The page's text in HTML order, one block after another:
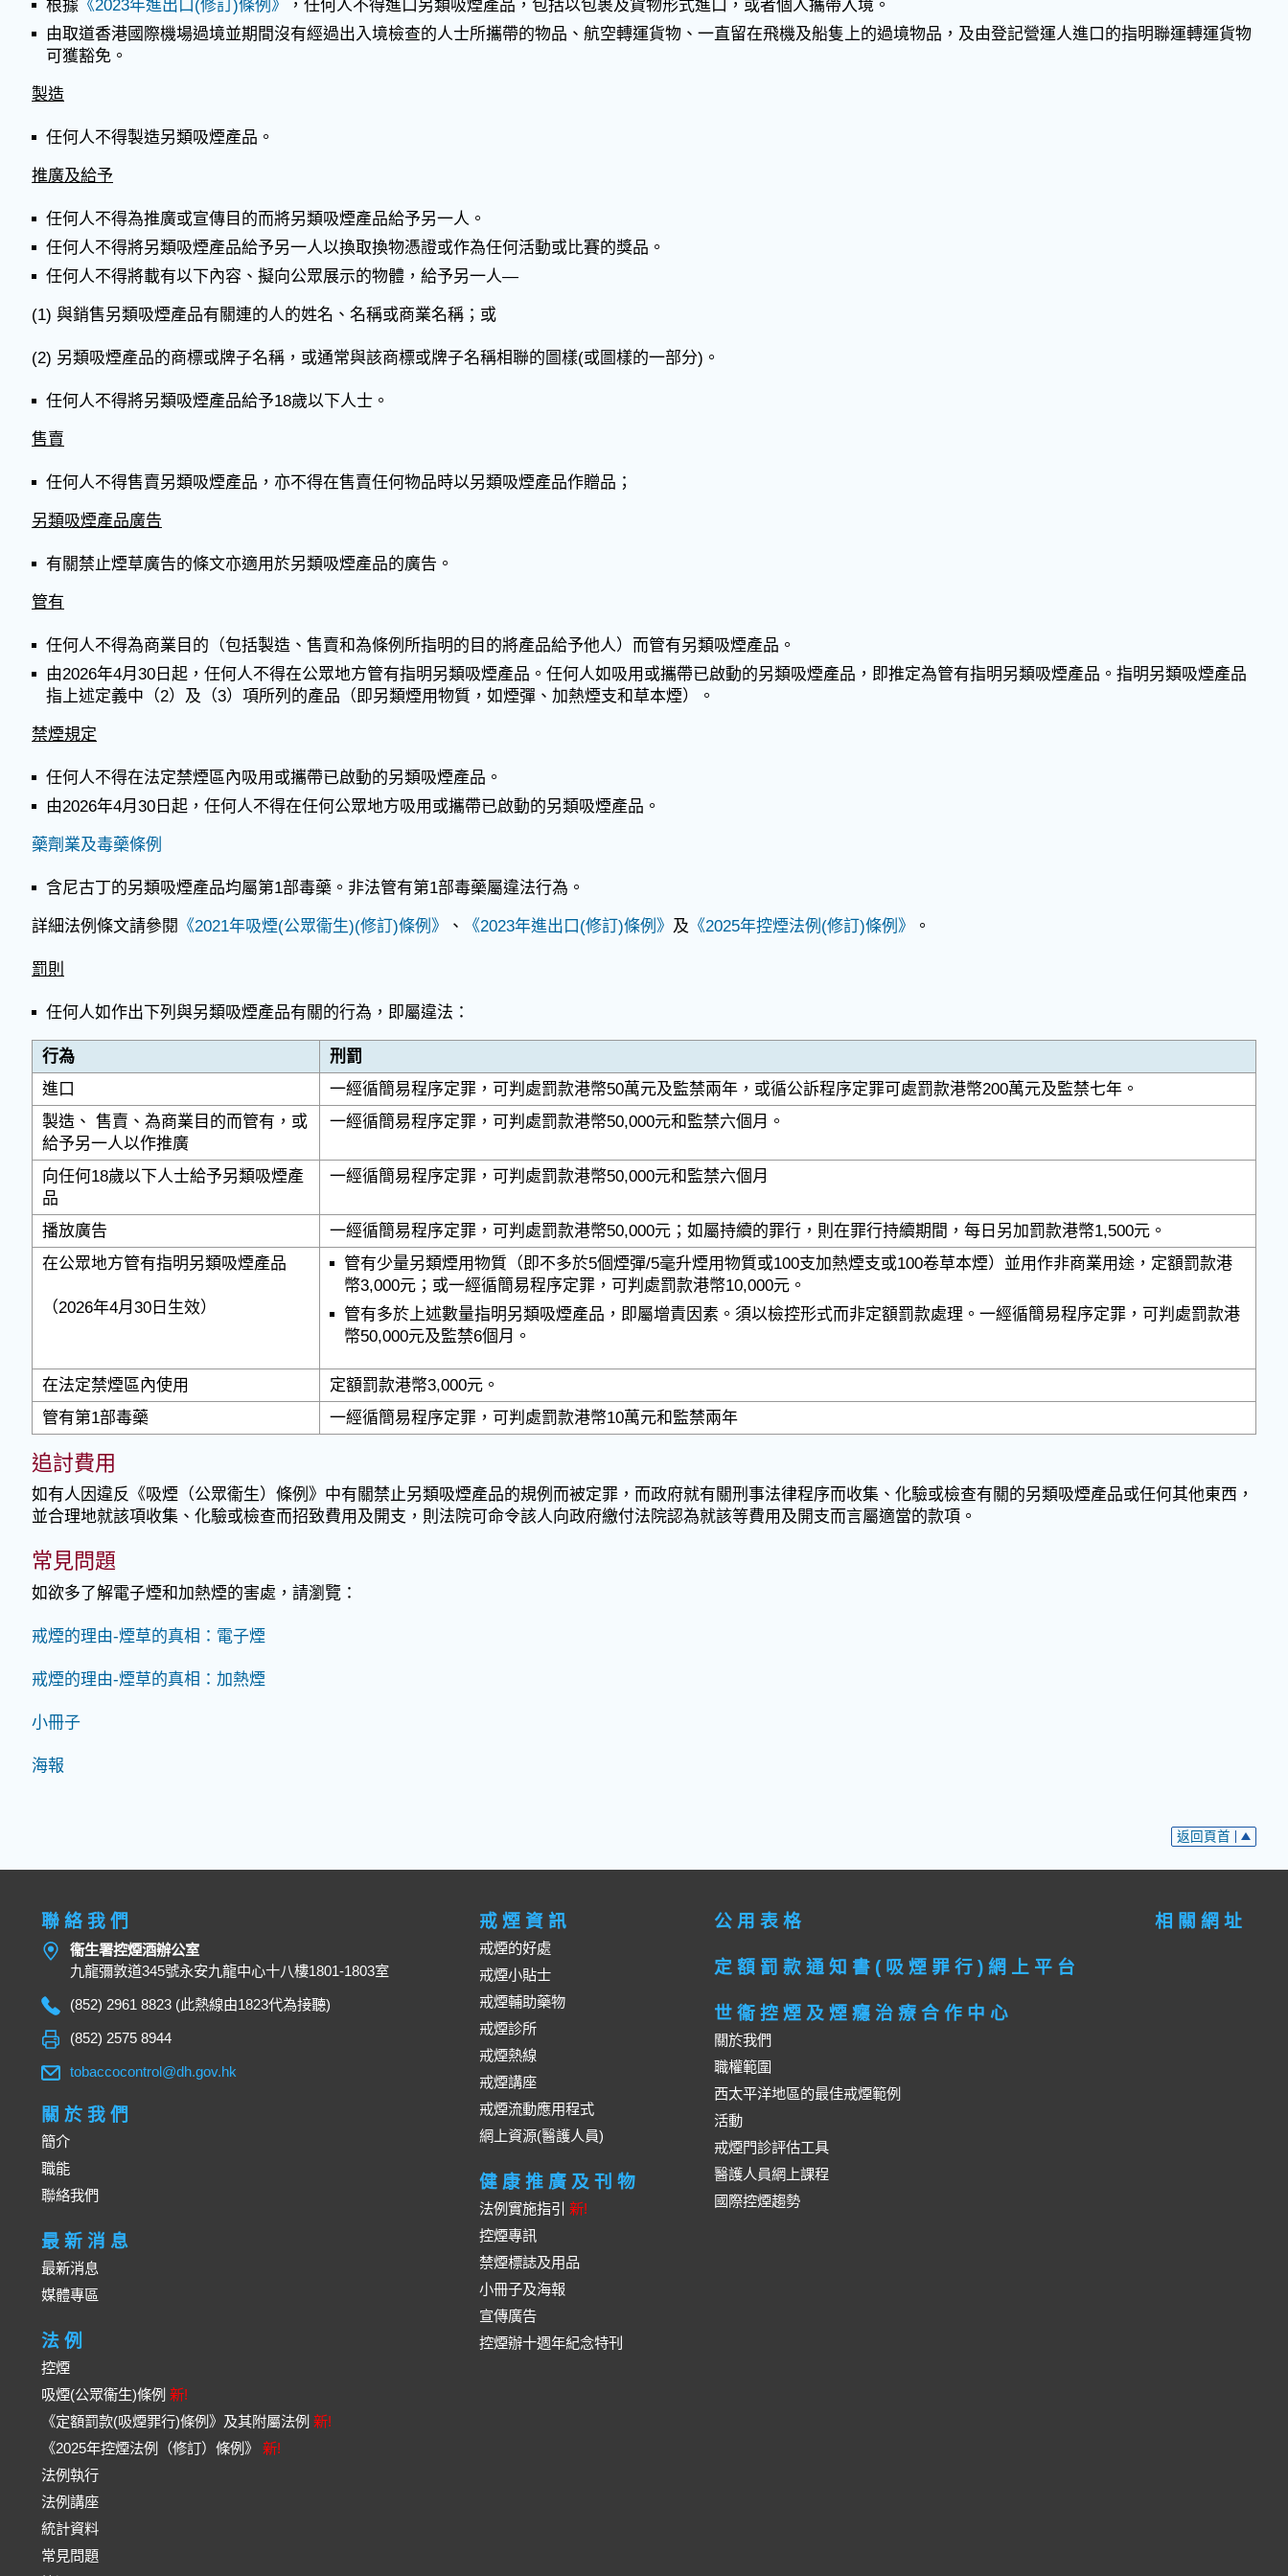
根據 《2023年進出口(修訂)條例》
，任何人不得進口另類吸煙產品，包括以包裹及貨物形式進口，或者個人攜帶入境。
由取道香港國際機場過境並期間沒有經過出入境檢查的人士所攜帶的物品、航空轉運貨物、一直留在飛機及船隻上的過境物品，及由登記營運人進口的指明聯運轉運貨物
可獲豁免。
製造
任何人不得製造另類吸煙產品。
推廣及給予
任何人不得為推廣或宣傳目的而將另類吸煙產品給予另一人。
任何人不得將另類吸煙產品給予另一人以換取換物憑證或作為任何活動或比賽的獎品。
任何人不得將載有以下內容、擬向公眾展示的物體，給予另一人—
(1) 與銷售另類吸煙產品有關連的人的姓名、名稱或商業名稱；或
(2) 另類吸煙產品的商標或牌子名稱，或通常與該商標或牌子名稱相聯的圖樣(或圖樣的一部分)。
任何人不得將另類吸煙產品給予18歲以下人士。
售賣
任何人不得售賣另類吸煙產品，亦不得在售賣任何物品時以另類吸煙產品作贈品；
另類吸煙產品廣告
有關禁止煙草廣告的條文亦適用於另類吸煙產品的廣告。
管有
任何人不得為商業目的（包括製造、售賣和為條例所指明的目的將產品給予他人）而管有另類吸煙產品。
由2026年4月30日起，任何人不得在公眾地方管有指明另類吸煙產品。任何人如吸用或攜帶已啟動的另類吸煙產品，即推定為管有指明另類吸煙產品。指明另類吸煙產品
指上述定義中（2）及（3）項所列的產品（即另類煙用物質，如煙彈、加熱煙支和草本煙）。
禁煙規定
任何人不得在法定禁煙區內吸用或攜帶已啟動的另類吸煙產品。
由2026年4月30日起，任何人不得在任何公眾地方吸用或攜帶已啟動的另類吸煙產品。
藥劑業及毒藥條例
含尼古丁的另類吸煙產品均屬第1部毒藥。非法管有第1部毒藥屬違法行為。
詳細法例條文請參閱 《2021年吸煙(公眾衞生)(修訂)條例》 、 《2023年進出口(修訂)條例》 及 《2025年控煙法例(修訂)條例》 。
罰則
任何人如作出下列與另類吸煙產品有關的行為，即屬違法：
行為
刑罰
進口
一經循簡易程序定罪，可判處罰款港幣50萬元及監禁兩年，或循公訴程序定罪可處罰款港幣200萬元及監禁七年。
製造、 售賣、為商業目的而管有，或
給予另一人以作推廣
一經循簡易程序定罪，可判處罰款港幣50,000元和監禁六個月。
向任何18歲以下人士給予另類吸煙產
品
一經循簡易程序定罪，可判處罰款港幣50,000元和監禁六個月
播放廣告
一經循簡易程序定罪，可判處罰款港幣50,000元；如屬持續的罪行，則在罪行持續期間，每日另加罰款港幣1,500元。
在公眾地方管有指明另類吸煙產品
（2026年4月30日生效）
管有少量另類煙用物質（即不多於5個煙彈/5毫升煙用物質或100支加熱煙支或100卷草本煙）並用作非商業用途，定額罰款港
幣3,000元；或一經循簡易程序定罪，可判處罰款港幣10,000元。
管有多於上述數量指明另類吸煙產品，即屬增責因素。須以檢控形式而非定額罰款處理。一經循簡易程序定罪，可判處罰款港
幣50,000元及監禁6個月。
在法定禁煙區內使用
定額罰款港幣3,000元。
管有第1部毒藥
一經循簡易程序定罪，可判處罰款港幣10萬元和監禁兩年
追討費用
如有人因違反《吸煙（公眾衞生）條例》中有關禁止另類吸煙產品的規例而被定罪，而政府就有關刑事法律程序而收集、化驗或檢查有關的另類吸煙產品或任何其他東西，
並合理地就該項收集、化驗或檢查而招致費用及開支，則法院可命令該人向政府繳付法院認為就該等費用及開支而言屬適當的款項。
常見問題
如欲多了解電子煙和加熱煙的害處，請瀏覽：
戒煙的理由-煙草的真相：電⼦煙
戒煙的理由-煙草的真相：加熱煙
小冊子
海報
返回頁首
聯絡我們
衞生署控煙酒辦公室
九龍彌敦道345號永安九龍中心十八樓1801-1803室
(852) 2961 8823 (此熱線由1823代為接聽)
(852) 2575 8944
tobaccocontrol@dh.gov.hk
關於我們
簡介
職能
聯絡我們
最新消息
最新消息
媒體專區
法例
控煙
吸煙(公眾衞生)條例 新!
《定額罰款(吸煙罪行)條例》及其附屬法例 新!
《2025年控煙法例（修訂）條例》 新!
法例執行
法例講座
統計資料
常見問題
戒煙資訊
戒煙的好處
戒煙小貼士
戒煙輔助藥物
戒煙診所
戒煙熱線
戒煙講座
戒煙流動應用程式
網上資源(醫護人員)
健康推廣及刊物
法例實施指引 新!
控煙專訊
禁煙標誌及用品
小冊子及海報
宣傳廣告
控煙辦十週年紀念特刊
公用表格
定額罰款通知書(吸煙罪行)網上平台
世衞控煙及煙癮治療合作中心
關於我們
職權範圍
西太平洋地區的最佳戒煙範例
活動
戒煙門診評估工具
醫護人員網上課程
國際控煙趨勢
相關網址